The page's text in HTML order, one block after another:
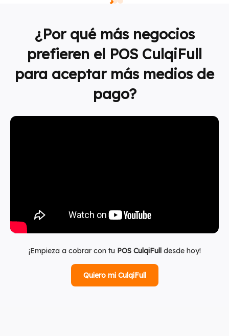
¿Por qué más negocios
prefieren el POS CulqiFull
para aceptar más medios de
pago?
¡Empieza a cobrar con tu POS CulqiFulldesde hoy!
Quiero mi CulqiFull